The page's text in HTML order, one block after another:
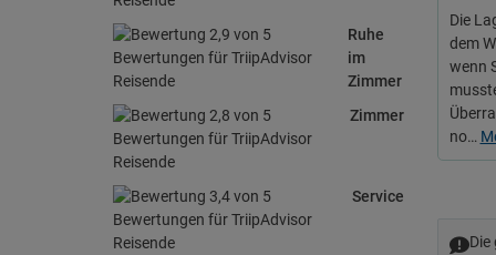
Ruhe
im
Zimmer
Zimmer
Service
Die
dem
wenn
no…
Die